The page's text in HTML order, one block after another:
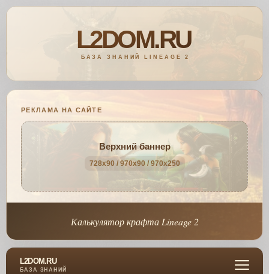
РЕКЛАМА НА САЙТЕ
Верхний баннер
728x90 / 970x90 / 970x250
Калькулятор крафта Lineage 2
L2DOM.RU
БАЗА ЗНАНИЙ